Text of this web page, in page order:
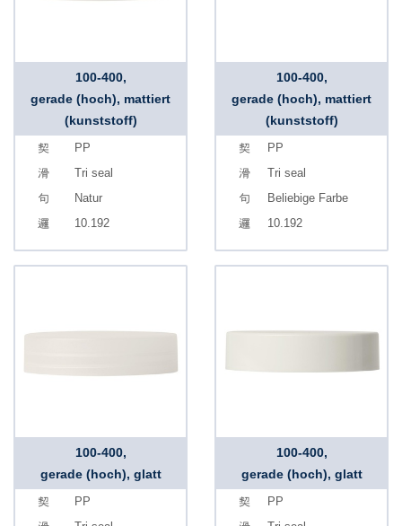
100-400,
gerade (hoch), mattiert
(kunststoff)
PP
Tri seal
Natur
10.192
100-400,
gerade (hoch), mattiert
(kunststoff)
PP
Tri seal
Beliebige Farbe
10.192
100-400,
gerade (hoch), glatt
PP
100-400,
gerade (hoch), glatt
PP